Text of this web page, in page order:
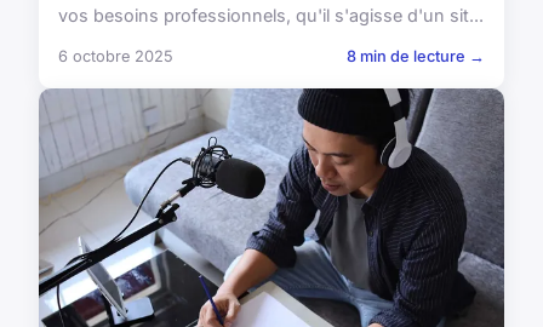
vos besoins professionnels, qu'il s'agisse d'un sit...
6 octobre 2025 8 min de lecture →